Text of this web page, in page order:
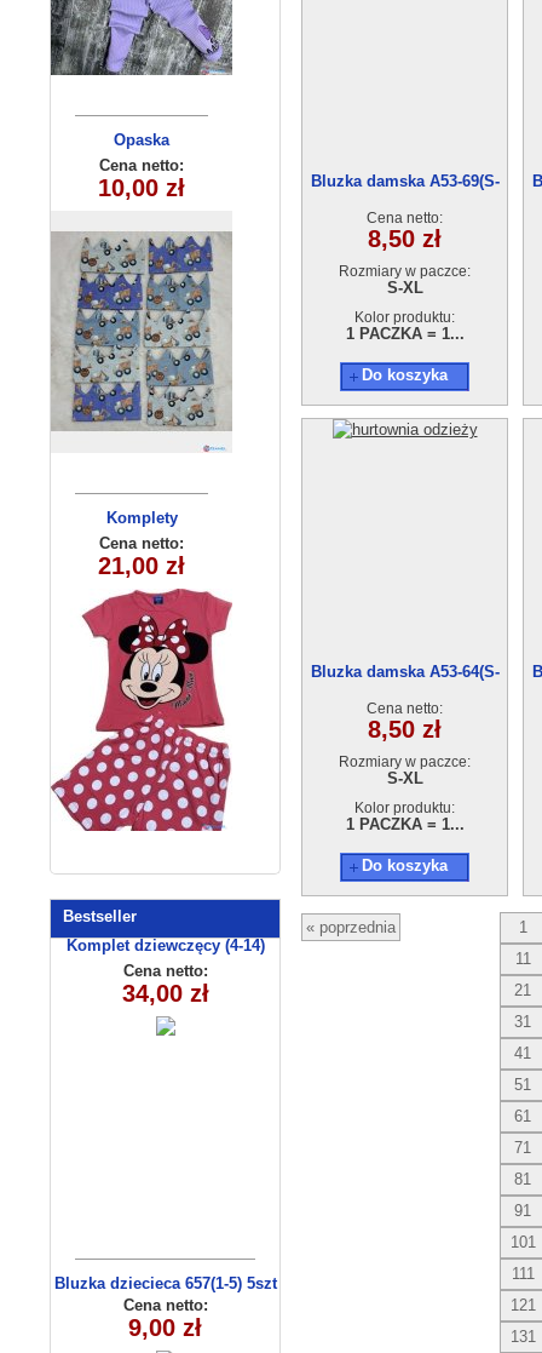
Opaska
dziecięca YOU
250510-4
Cena netto:
10,00 zł
Komplety
dziecięce
(3/4-9/10 )
5szt
Cena netto:
21,00 zł
Komplety
dziecięce (1-4
) 4szt
Cena netto:
14,50 zł
Bluza
dziecięca
290525-DB344
(4-12) 10szt
Cena netto:
17,00 zł
Bestseller
Komplet dziewczęcy (4-14)
8156
Cena netto:
34,00 zł
Bluzka dziecieca 657(1-5) 5szt
Cena netto:
9,00 zł
Bluzka damska A53-69(S-
Cena netto:
8,50 zł
Rozmiary w paczce:
S-XL
Kolor produktu:
1 PACZKA = 1...
Do koszyka
Bluzka damska A53-64(S-
Cena netto:
8,50 zł
Rozmiary w paczce:
S-XL
Kolor produktu:
1 PACZKA = 1...
Do koszyka
« poprzednia
1
11
21
31
41
51
61
71
81
91
101
111
121
131